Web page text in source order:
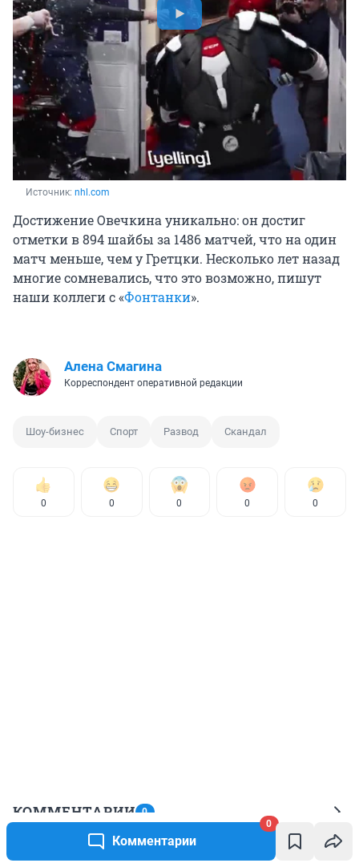
Комментарии
0
Источник: nhl.com
Достижение Овечкина уникально: он достиг
отметки в 894 шайбы за 1486 матчей, что на один
матч меньше, чем у Гретцки. Несколько лет назад
многие сомневались, что это возможно, пишут
наши коллеги с «Фонтанки».
Алена Смагина
Корреспондент оперативной редакции
Шоу-бизнес Спорт Развод Скандал
0 0 0 0 0
КОММЕНТАРИИ 0
Пока нет ни одного комментария.